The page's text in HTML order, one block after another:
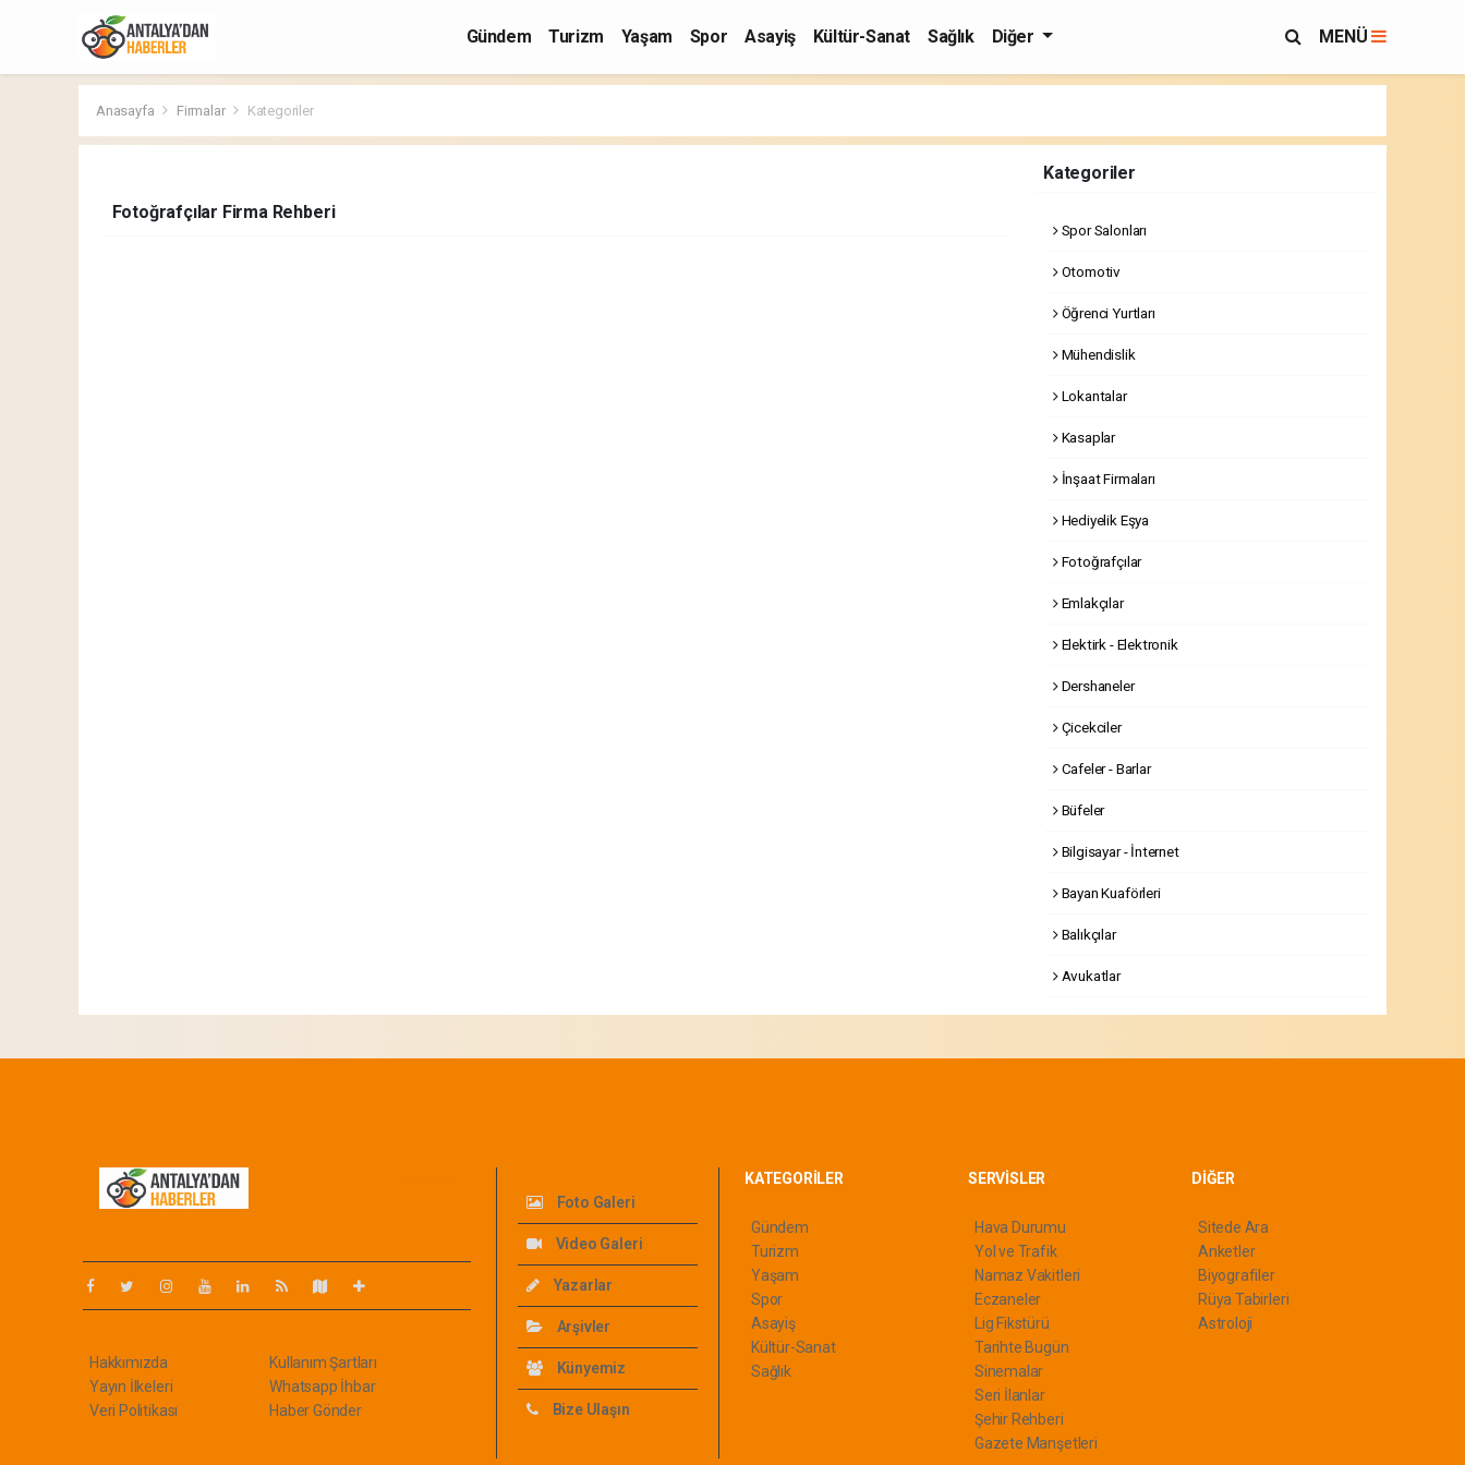
Gündem Turizm Yaşam Spor Asayiş Kültür-Sanat Sağlık Diğer MENÜ
Anasayfa Firmalar Kategoriler
Fotoğrafçılar Firma Rehberi
Kategoriler
Spor Salonları
Otomotiv
Öğrenci Yurtları
Mühendislik
Lokantalar
Kasaplar
İnşaat Firmaları
Hediyelik Eşya
Fotoğrafçılar
Emlakçılar
Elektirk - Elektronik
Dershaneler
Çicekciler
Cafeler - Barlar
Büfeler
Bilgisayar - İnternet
Bayan Kuaförleri
Balıkçılar
Avukatlar
Hakkımızda
Yayın İlkeleri
Veri Politikası
Kullanım Şartları
Whatsapp İhbar
Haber Gönder
Foto Galeri
Video Galeri
Yazarlar
Arşivler
Künyemiz
Bize Ulaşın
KATEGORİLER
Gündem
Turizm
Yaşam
Spor
Asayiş
Kültür-Sanat
Sağlık
SERVİSLER
Hava Durumu
Yol ve Trafik
Namaz Vakitleri
Eczaneler
Lig Fikstürü
Tarihte Bugün
Sinemalar
Seri İlanlar
Şehir Rehberi
Gazete Manşetleri
DİĞER
Sitede Ara
Anketler
Biyografiler
Rüya Tabirleri
Astroloji